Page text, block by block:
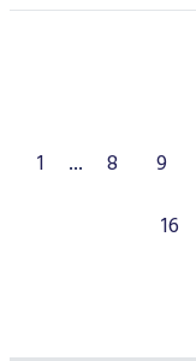
1 ... 8 9
16